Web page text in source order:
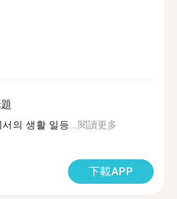
의 생활 일등... 閱讀更多
下載APP